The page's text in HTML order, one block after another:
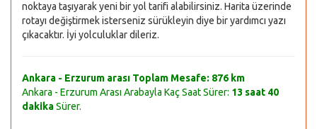
noktaya taşıyarak yeni bir yol tarifi alabilirsiniz. Harita üzerinde
rotayı değiştirmek isterseniz sürükleyin diye bir yardımcı yazı
çıkacaktır. İyi yolculuklar dileriz.
Ankara - Erzurum arası Toplam Mesafe: 876 km
Ankara - Erzurum Arası Arabayla Kaç Saat Sürer: 13 saat 40
dakikaSürer.